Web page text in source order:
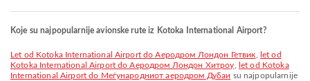
Koje su najpopularnije avionske rute iz Kotoka International Airport?
let od Kotoka International Airport do Аеродром Лондон Гетвик
let od
Kotoka International Airport do Аеродром Лондон Хитроу
let od Kotoka
International Airport do Меѓународниот аеродром Дубаи su najpopularnije